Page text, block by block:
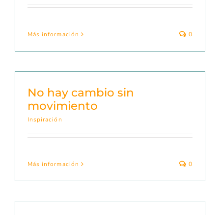
Más información 0
No hay cambio sin
movimiento
Inspiración
Más información 0